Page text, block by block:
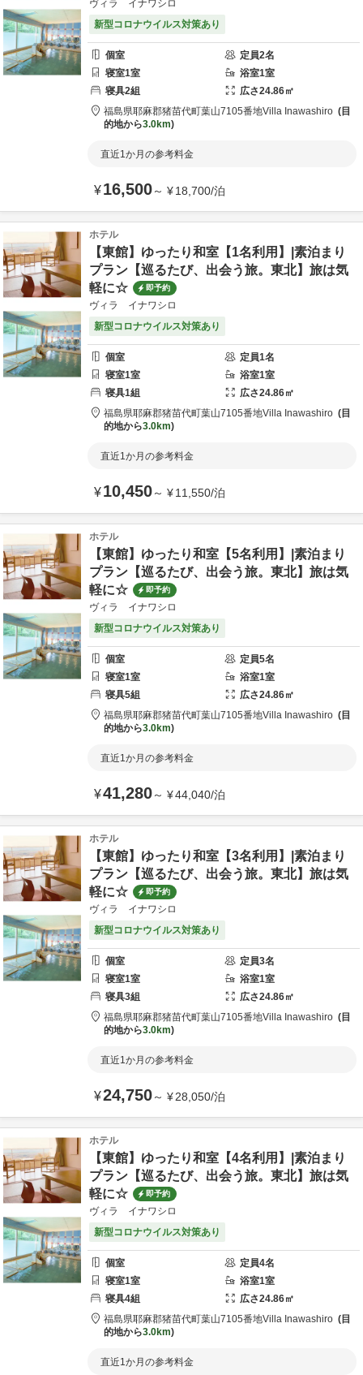
ヴィラ イナワシロ
新型コロナウイルス対策あり
個室 定員2名
寝室1室 浴室1室
寝具2組 広さ24.86㎡
福島県耶麻郡猪苗代町葉山7105番地Villa Inawashiro
目
的地から3.0km
直近1か月の参考料金
¥16,500～ ¥18,700/泊
ホテル
【東館】ゆったり和室【1名利用】|素泊まり
プラン【巡るたび、出会う旅。東北】旅は気
軽に☆
即予約
ヴィラ イナワシロ
新型コロナウイルス対策あり
個室 定員1名
寝室1室 浴室1室
寝具1組 広さ24.86㎡
福島県耶麻郡猪苗代町葉山7105番地Villa Inawashiro
目
的地から3.0km
直近1か月の参考料金
¥10,450～ ¥11,550/泊
ホテル
【東館】ゆったり和室【5名利用】|素泊まり
プラン【巡るたび、出会う旅。東北】旅は気
軽に☆
即予約
ヴィラ イナワシロ
新型コロナウイルス対策あり
個室 定員5名
寝室1室 浴室1室
寝具5組 広さ24.86㎡
福島県耶麻郡猪苗代町葉山7105番地Villa Inawashiro
目
的地から3.0km
直近1か月の参考料金
¥41,280～ ¥44,040/泊
ホテル
【東館】ゆったり和室【3名利用】|素泊まり
プラン【巡るたび、出会う旅。東北】旅は気
軽に☆
即予約
ヴィラ イナワシロ
新型コロナウイルス対策あり
個室 定員3名
寝室1室 浴室1室
寝具3組 広さ24.86㎡
福島県耶麻郡猪苗代町葉山7105番地Villa Inawashiro
目
的地から3.0km
直近1か月の参考料金
¥24,750～ ¥28,050/泊
ホテル
【東館】ゆったり和室【4名利用】|素泊まり
プラン【巡るたび、出会う旅。東北】旅は気
軽に☆
即予約
ヴィラ イナワシロ
新型コロナウイルス対策あり
個室 定員4名
寝室1室 浴室1室
寝具4組 広さ24.86㎡
福島県耶麻郡猪苗代町葉山7105番地Villa Inawashiro
目
的地から3.0km
直近1か月の参考料金